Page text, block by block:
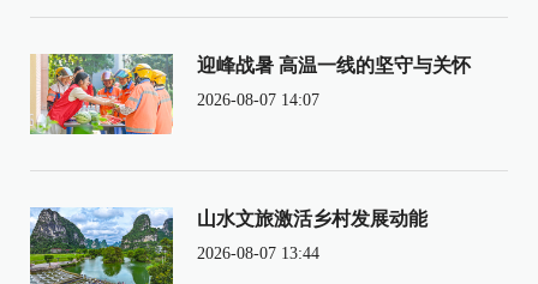
迎峰战暑 高温一线的坚守与关怀
2026-08-07 14:07
山水文旅激活乡村发展动能
2026-08-07 13:44